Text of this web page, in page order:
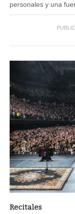
personales y una
Recitales